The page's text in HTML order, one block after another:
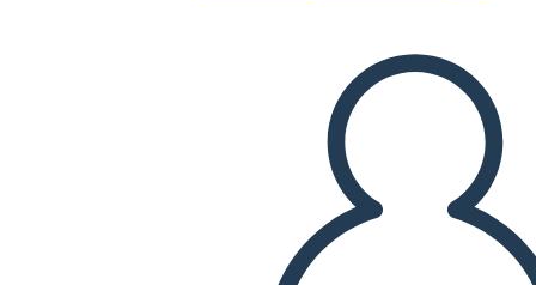
RIPRODURRE LA PRESENTAZIONE
LEGGIMI